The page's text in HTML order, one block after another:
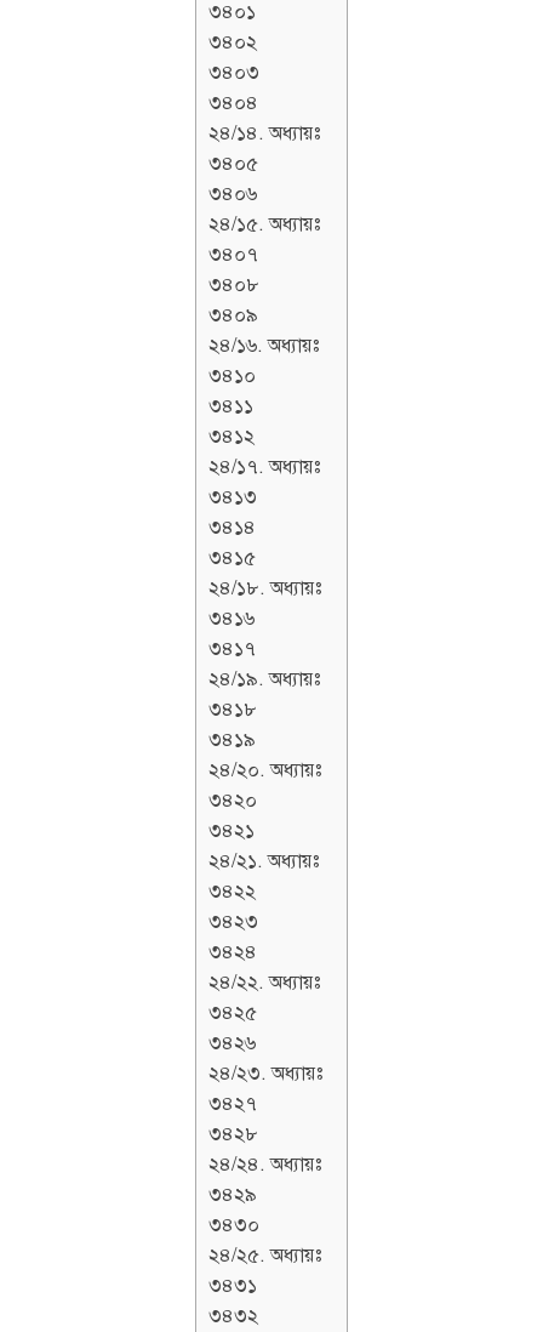
৩৪০১
৩৪০২
৩৪০৩
৩৪০৪
২৪/১৪. অধ্যায়ঃ
৩৪০৫
৩৪০৬
২৪/১৫. অধ্যায়ঃ
৩৪০৭
৩৪০৮
৩৪০৯
২৪/১৬. অধ্যায়ঃ
৩৪১০
৩৪১১
৩৪১২
২৪/১৭. অধ্যায়ঃ
৩৪১৩
৩৪১৪
৩৪১৫
২৪/১৮. অধ্যায়ঃ
৩৪১৬
৩৪১৭
২৪/১৯. অধ্যায়ঃ
৩৪১৮
৩৪১৯
২৪/২০. অধ্যায়ঃ
৩৪২০
৩৪২১
২৪/২১. অধ্যায়ঃ
৩৪২২
৩৪২৩
৩৪২৪
২৪/২২. অধ্যায়ঃ
৩৪২৫
৩৪২৬
২৪/২৩. অধ্যায়ঃ
৩৪২৭
৩৪২৮
২৪/২৪. অধ্যায়ঃ
৩৪২৯
৩৪৩০
২৪/২৫. অধ্যায়ঃ
৩৪৩১
৩৪৩২